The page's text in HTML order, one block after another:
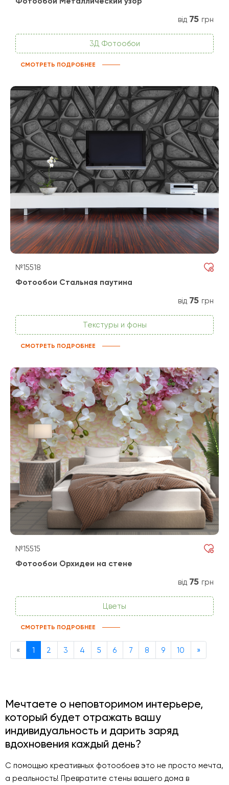
від 75 грн
3Д Фотообои
СМОТРЕТЬ ПОДРОБНЕЕ
№15518
Фотообои Стальная паутина
від 75 грн
Текстуры и фоны
СМОТРЕТЬ ПОДРОБНЕЕ
№15515
Фотообои Орхидеи на стене
від 75 грн
Цветы
СМОТРЕТЬ ПОДРОБНЕЕ
« Previous
1 2 3 4 5 6 7 8 9 10 »Next
Мечтаете о неповторимом интерьере,
который будет отражать вашу
индивидуальность и дарить заряд
вдохновения каждый день?
С помощью креативных фотообоев это не просто мечта,
а реальность! Превратите стены вашего дома в